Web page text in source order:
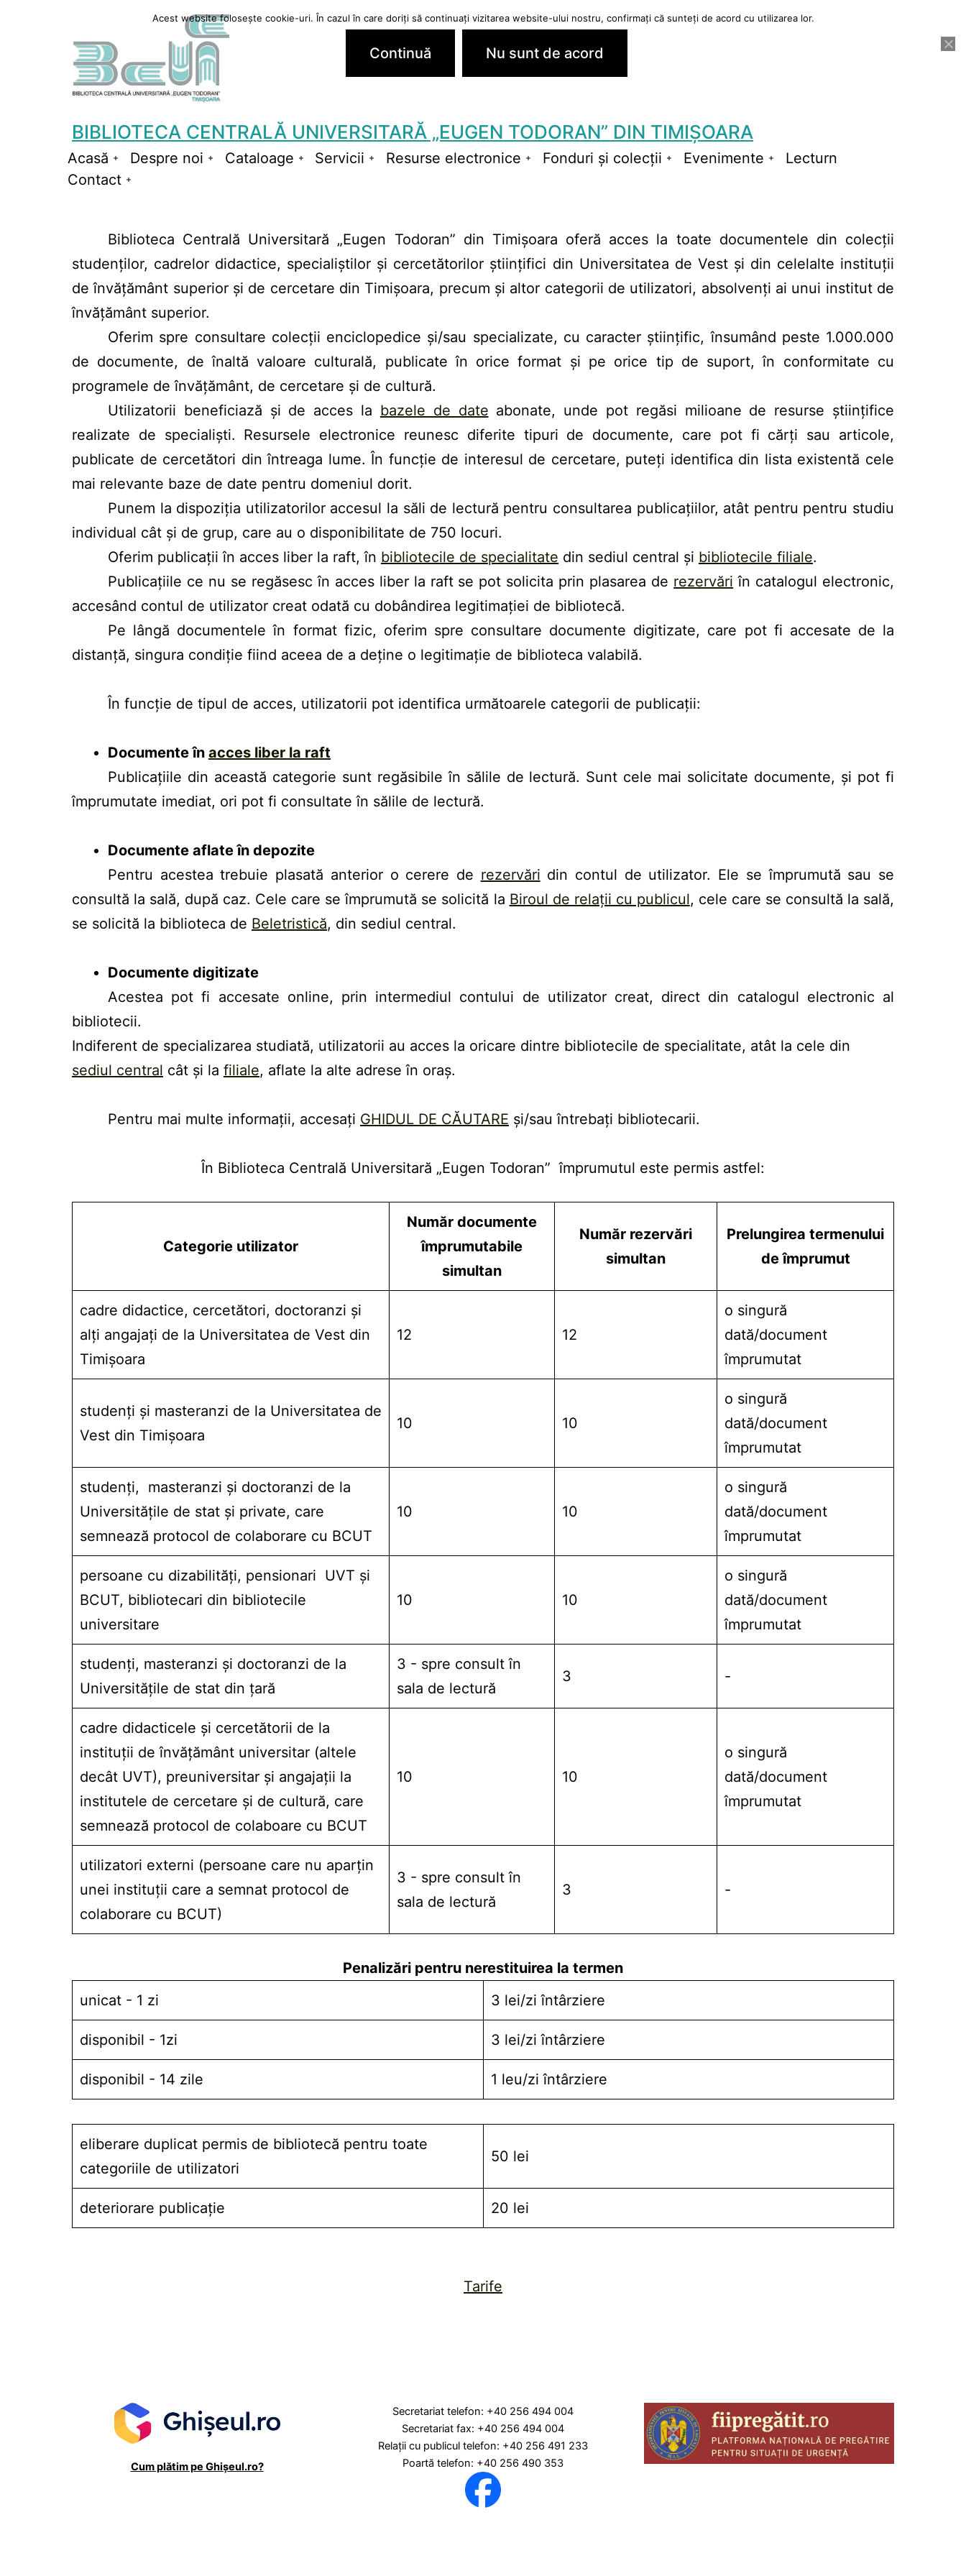
BIBLIOTECA CENTRALĂ UNIVERSITARĂ „EUGEN TODORAN” DIN TIMIȘOARA
Acasă
Deschide
meniul
Despre noi
Deschide
Cataloage
Deschide
Servicii
Deschide
Resurse electronice
Deschide
Fonduri și colecții
Deschide
Evenimente
Deschide
Lecturn
Contact
Biblioteca Centrală Universitară „Eugen Todoran” din Timişoara oferă acces la toate documentele din colecții
studenților, cadrelor didactice, specialiștilor și cercetătorilor științifici din Universitatea de Vest și din celelalte instituții
de învățământ superior și de cercetare din Timișoara, precum și altor categorii de utilizatori, absolvenți ai unui institut de
învățământ superior.
Oferim spre consultare colecții enciclopedice și/sau specializate, cu caracter științific, însumând peste 1.000.000
de documente, de înaltă valoare culturală, publicate în orice format și pe orice tip de suport, în conformitate cu
programele de învățământ, de cercetare și de cultură.
Utilizatorii beneficiază și de acces la bazele de date abonate, unde pot regăsi milioane de resurse științifice
realizate de specialiști. Resursele electronice reunesc diferite tipuri de documente, care pot fi cărți sau articole,
publicate de cercetători din întreaga lume. În funcție de interesul de cercetare, puteți identifica din lista existentă cele
mai relevante baze de date pentru domeniul dorit.
Punem la dispoziția utilizatorilor accesul la săli de lectură pentru consultarea publicațiilor, atât pentru pentru studiu
individual cât și de grup, care au o disponibilitate de 750 locuri.
Oferim publicații în acces liber la raft, în bibliotecile de specialitate din sediul central și bibliotecile filiale.
Publicaţiile ce nu se regăsesc în acces liber la raft se pot solicita prin plasarea de rezervări în catalogul electronic,
accesând contul de utilizator creat odată cu dobândirea legitimației de bibliotecă.
Pe lângă documentele în format fizic, oferim spre consultare documente digitizate, care pot fi accesate de la
distanță, singura condiție fiind aceea de a deține o legitimație de biblioteca valabilă.
În funcție de tipul de acces, utilizatorii pot identifica următoarele categorii de publicații:
Documente în acces liber la raft
Publicațiile din această categorie sunt regăsibile în sălile de lectură. Sunt cele mai solicitate documente, și pot fi
împrumutate imediat, ori pot fi consultate în sălile de lectură.
Documente aflate în depozite
Pentru acestea trebuie plasată anterior o cerere de rezervări din contul de utilizator. Ele se împrumută sau se
consultă la sală, după caz. Cele care se împrumută se solicită la Biroul de relații cu publicul, cele care se consultă la sală,
se solicită la biblioteca de Beletristică, din sediul central.
Documente digitizate
Acestea pot fi accesate online, prin intermediul contului de utilizator creat, direct din catalogul electronic al
bibliotecii.
Indiferent de specializarea studiată, utilizatorii au acces la oricare dintre bibliotecile de specialitate, atât la cele din
sediul central cât și la filiale, aflate la alte adrese în oraș.
Pentru mai multe informații, accesați GHIDUL DE CĂUTARE și/sau întrebați bibliotecarii.
În Biblioteca Centrală Universitară „Eugen Todoran” împrumutul este permis astfel:
Categorie utilizator
Număr documente
împrumutabile
simultan
Număr rezervări
simultan
Prelungirea termenului
de împrumut
cadre didactice, cercetători, doctoranzi şi
alţi angajaţi de la Universitatea de Vest din
Timişoara
12 12
o singură
dată/document
împrumutat
studenţi şi masteranzi de la Universitatea de
Vest din Timişoara
10 10
o singură
dată/document
împrumutat
studenţi, masteranzi şi doctoranzi de la
Universităţile de stat şi private, care
semnează protocol de colaborare cu BCUT
10 10
o singură
dată/document
împrumutat
persoane cu dizabilităţi, pensionari UVT şi
BCUT, bibliotecari din bibliotecile
universitare
10 10
o singură
dată/document
împrumutat
studenţi, masteranzi şi doctoranzi de la
Universităţile de stat din ţară
3 - spre consult în
sala de lectură
3 -
cadre didacticele şi cercetătorii de la
instituţii de învăţământ universitar (altele
decât UVT), preuniversitar şi angajaţii la
institutele de cercetare şi de cultură, care
semnează protocol de colaboare cu BCUT
10 10
o singură
dată/document
împrumutat
utilizatori externi (persoane care nu aparţin
unei instituţii care a semnat protocol de
colaborare cu BCUT)
3 - spre consult în
sala de lectură
3 -
Penalizări pentru nerestituirea la termen
unicat - 1 zi
3 lei/zi întârziere
disponibil - 1zi 3 lei/zi întârziere
disponibil - 14 zile 1 leu/zi întârziere
eliberare duplicat permis de bibliotecă pentru toate
categoriile de utilizatori
50 lei
deteriorare publicaţie 20 lei
Tarife
Cum plătim pe Ghișeul.ro?
Secretariat telefon: +40 256 494 004
Secretariat fax: +40 256 494 004
Relaţii cu publicul telefon: +40 256 491 233
Poartă telefon: +40 256 490 353
Acest website folosește cookie-uri. În cazul în care doriți să continuați vizitarea website-ului nostru, confirmați că sunteți de acord cu utilizarea lor.
Continuă Nu sunt de acord